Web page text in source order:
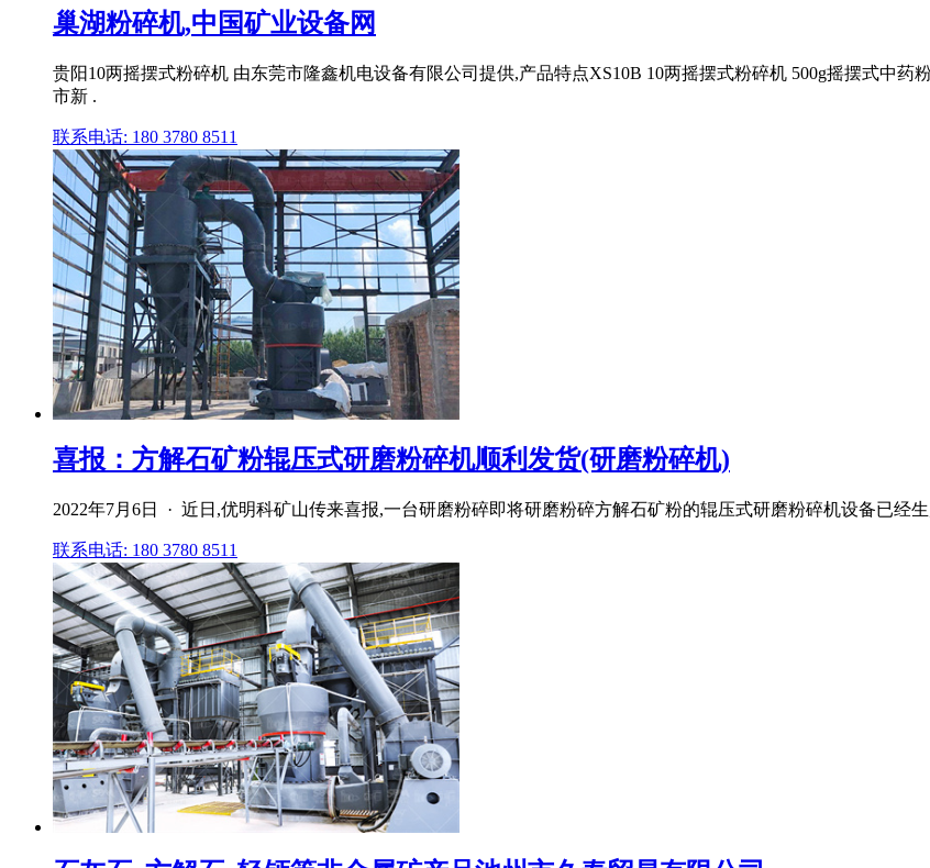
巢湖粉碎机,中国矿业设备网
贵阳10两摇摆式粉碎机 由东莞市隆鑫机电设备有限公司提供,产品特点XS10B 10两摇摆式粉碎机 500g摇摆式中药
市新 .
联系电话: 180 3780 8511
喜报：方解石矿粉辊压式研磨粉碎机顺利发货(研磨粉碎机)
2022年7月6日 · 近日,优明科矿山传来喜报,一台研磨粉碎即将研磨粉碎方解石矿粉的辊压式研磨粉碎机设备已经
联系电话: 180 3780 8511